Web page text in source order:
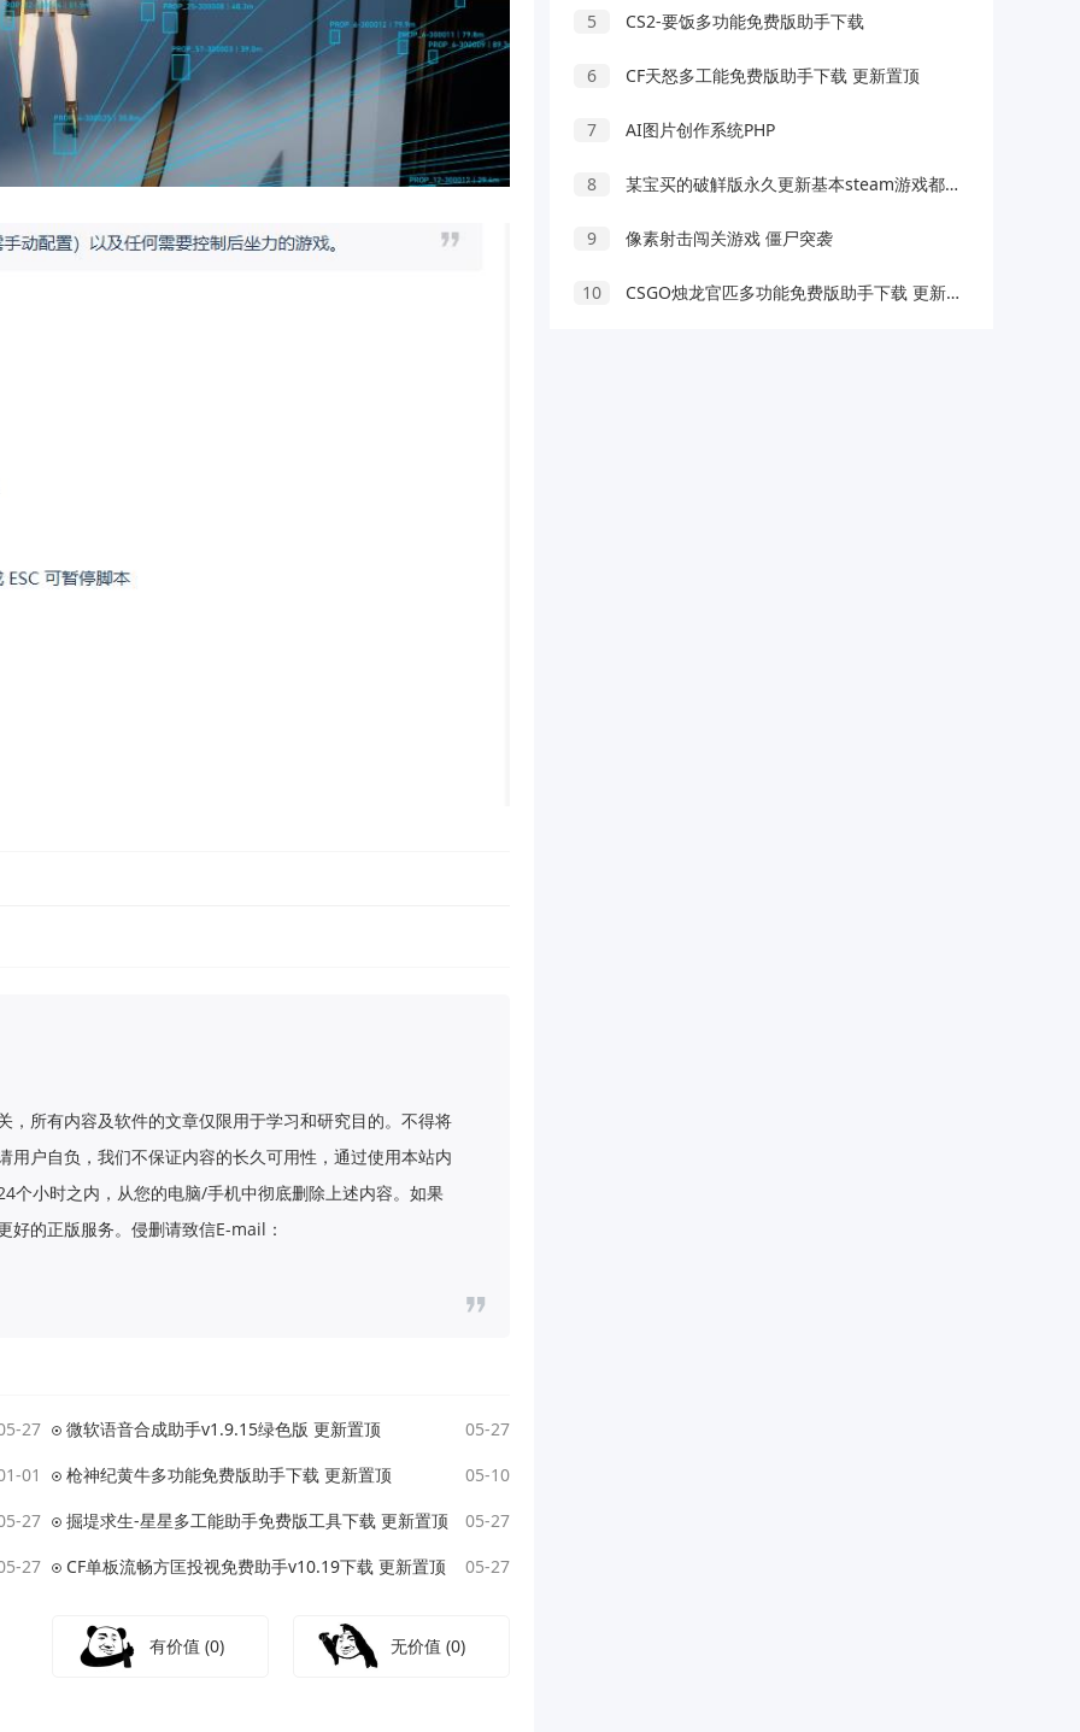
，所有内容及软件的文章仅限用于学习和研究目的。不得将
户自负，我们不保证内容的长久可用性，通过使用本站内
个小时之内，从您的电脑/手机中彻底删除上述内容。如果
好的正版服务。侵删请致信E-mail：
27 微软语音合成助手v1.9.15绿色版 更新置顶
05-27
01
枪神纪黄牛多功能免费版助手下载 更新置顶
05-10
27
掘堤求生-星星多工能助手免费版工具下载 更新置顶
05-27
27
CF单板流畅方匡投视免费助手v10.19下载 更新置顶 05-27
有价值(0) 无价值(0)
5 CS2-要饭多功能免费版助手下载
6 CF天怒多工能免费版助手下载 更新置顶
7 AI图片创作系统PHP
8 某宝买的破觧版永久更新基本steam游戏都能开g，比风灵月影都多
9 像素射击闯关游戏 僵尸突袭
10 CSGO烛龙官匹多功能免费版助手下载 更新置顶